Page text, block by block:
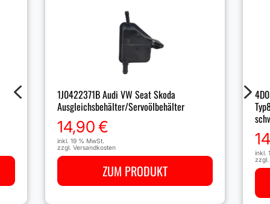
1J0422371B Audi VW Seat Skoda
Ausgleichsbehälter/Servoölbehälter
14,90€
inkl. 19 % MwSt.
zzgl. Versandkosten
ZUM PRODUKT
inkl.
zzgl.
4 5